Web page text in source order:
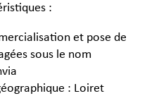
:
et pose de
sous le nom
: Loiret